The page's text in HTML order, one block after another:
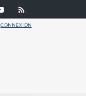
CONNEXION